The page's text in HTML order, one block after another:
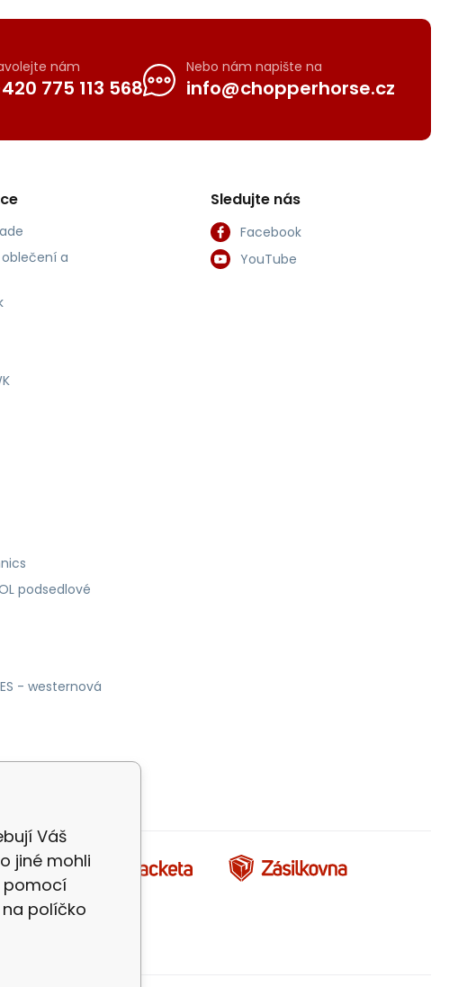
nám
775 113 568
Nebo nám napište na
info@chopperhorse.cz
oblečení a
podsedlové
- westernová
Sledujte nás
Facebook
YouTube
Váš
jiné mohli
pomocí
políčko